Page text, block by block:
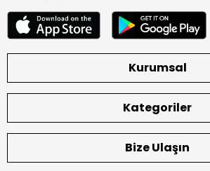
Kurumsal
Kategoriler
Bize Ulaşın